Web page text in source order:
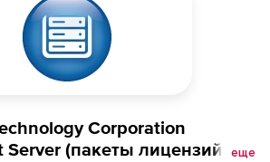
Corporation
Server (пакеты лицензий), 5
еще